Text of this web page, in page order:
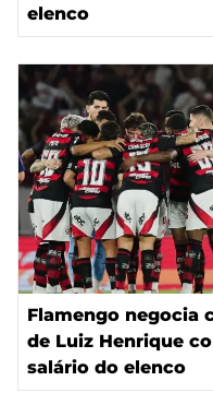
elenco
Flamengo negocia
de Luiz Henrique
salário do elenco